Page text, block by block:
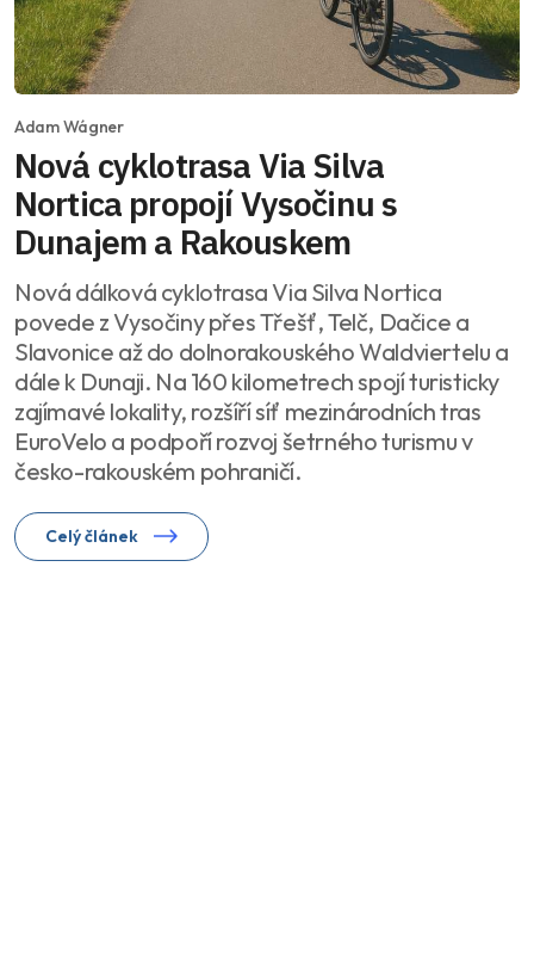
Adam Wágner
Nová cyklotrasa Via Silva
Nortica propojí Vysočinu s
Dunajem a Rakouskem
Nová dálková cyklotrasa Via Silva Nortica
povede z Vysočiny přes Třešť, Telč, Dačice a
Slavonice až do dolnorakouského Waldviertelu a
dále k Dunaji. Na 160 kilometrech spojí turisticky
zajímavé lokality, rozšíří síť mezinárodních tras
EuroVelo a podpoří rozvoj šetrného turismu v
česko-rakouském pohraničí.
Celý článek